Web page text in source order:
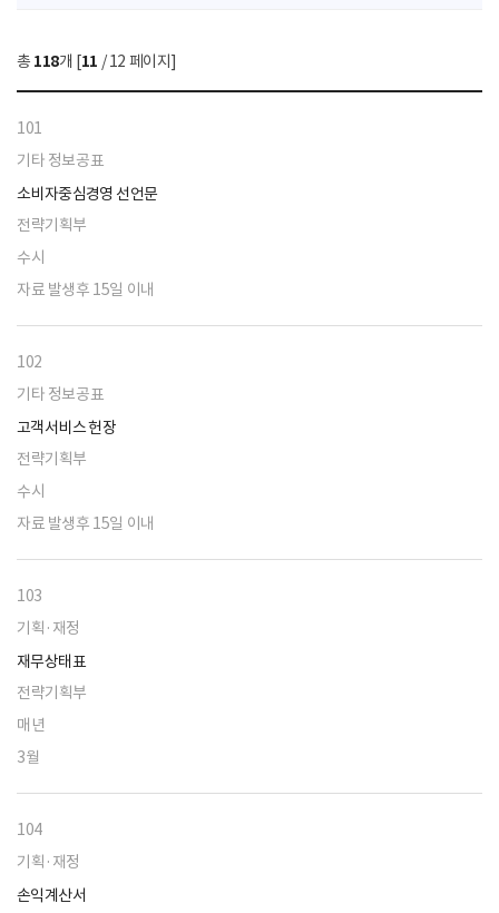
선
택
총 118개 [11 / 12 페이지]
101
기타 정보공표
소비자중심경영 선언문
전략기획부
수시
자료 발생후 15일 이내
102
기타 정보공표
고객서비스 헌장
전략기획부
수시
자료 발생후 15일 이내
103
기획·재정
재무상태표
전략기획부
매년
3월
104
기획·재정
손익계산서